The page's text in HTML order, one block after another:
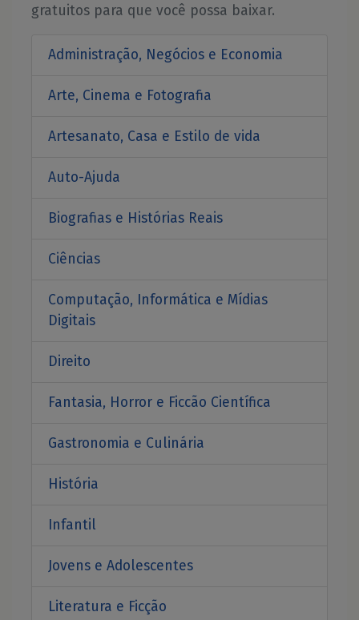
gratuitos para que você possa baixar.
Administração, Negócios e Economia
Arte, Cinema e Fotografia
Artesanato, Casa e Estilo de vida
Auto-Ajuda
Biografias e Histórias Reais
Ciências
Computação, Informática e Mídias
Digitais
Direito
Fantasia, Horror e Ficcão Científica
Gastronomia e Culinária
História
Infantil
Jovens e Adolescentes
Literatura e Ficção